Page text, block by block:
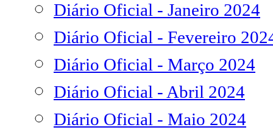
Diário Oficial - Janeiro 2024
Diário Oficial - Fevereiro
Diário Oficial - Março 2024
Diário Oficial - Abril 2024
Diário Oficial - Maio 2024